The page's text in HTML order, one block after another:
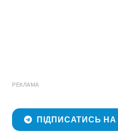
РЕКЛАМА
ПІДПИСАТИСЬ НА